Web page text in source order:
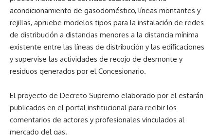
acondicionamiento de gasodoméstico, líneas montantes y
rejillas, apruebe modelos tipos para la instalación de redes
de distribución a distancias menores a la distancia mínima
existente entre las líneas de distribución y las edificaciones
y supervise las actividades de recojo de desmonte y
residuos generados por el Concesionario.
El proyecto de Decreto Supremo elaborado por el estarán
publicados en el portal institucional para recibir los
comentarios de actores y profesionales vinculados al
mercado del gas.